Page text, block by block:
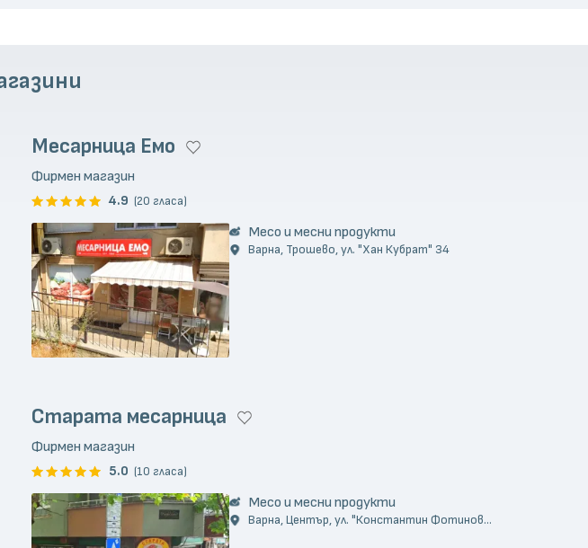
Месарница Емо
Фирмен магазин
4.9 (20 гласа)
Месо и месни продукти
Варна, Трошево, ул. "Хан Кубрат" 34
Старата месарница
Фирмен магазин
5.0 (10 гласа)
Месо и месни продукти
Варна, Център, ул. "Константин Фотинов...